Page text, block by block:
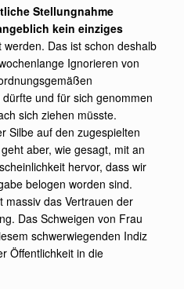
Stellungnahme
kein einziges
werden. Das ist schon deshalb
Ignorieren von
und für sich genommen
sich ziehen müsste.
Silbe auf den zugespielten
aber, wie gesagt, mit an
hervor, dass wir
belogen worden sind.
massiv das Vertrauen der
Das Schweigen von Frau
schwerwiegenden Indiz
Öffentlichkeit in die